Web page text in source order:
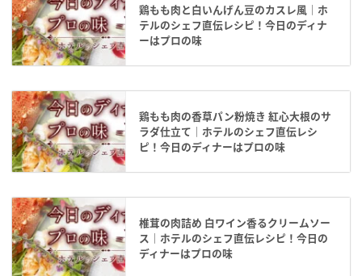
鶏もも肉と白いんげん豆のカスレ風｜ホ
テルのシェフ直伝レシピ！今日のディナ
ーはプロの味
鶏もも肉の香草パン粉焼き 紅心大根のサ
ラダ仕立て｜ホテルのシェフ直伝レシ
ピ！今日のディナーはプロの味
椎茸の肉詰め 白ワイン香るクリームソー
ス｜ホテルのシェフ直伝レシピ！今日の
ディナーはプロの味